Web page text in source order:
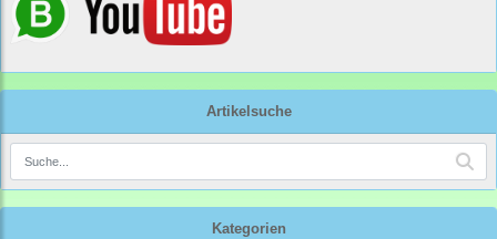
Artikelsuche
Kategorien